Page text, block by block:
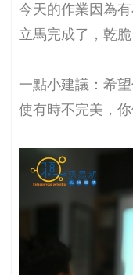
今天的作業因為
立馬完成了，乾脆
一點小建議：希
使有時不完美，你